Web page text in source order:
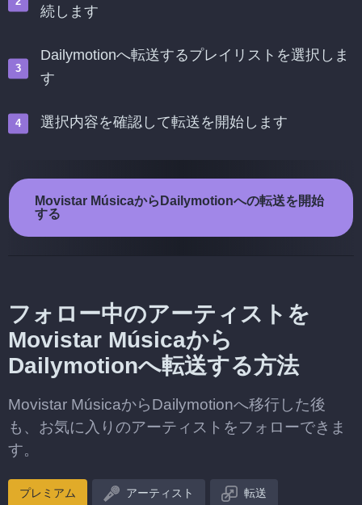
続します
Dailymotionへ転送するプレイリストを選択しま
す
選択内容を確認して転送を開始します
Movistar MúsicaからDailymotionへの転送を開始
する
フォロー中のアーティストを
Movistar Músicaから
Dailymotionへ転送する方法
Movistar MúsicaからDailymotionへ移行した後
も、お気に入りのアーティストをフォローできま
す。
プレミアム アーティスト 転送